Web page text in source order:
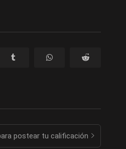
postear tu calificación